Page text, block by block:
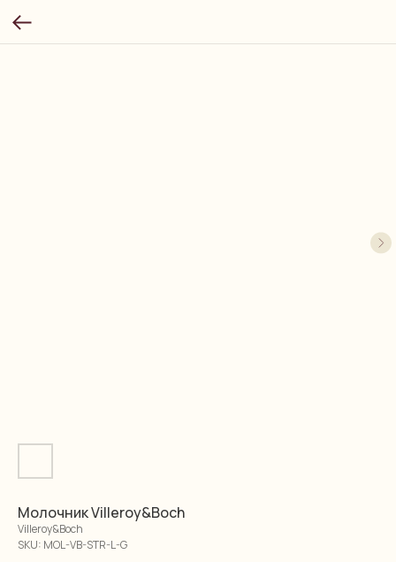
Молочник Villeroy&Boch
Villeroy&Boch
SKU: MOL-VB-STR-L-G